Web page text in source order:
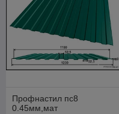
Профнастил пс8
0.45мм,мат